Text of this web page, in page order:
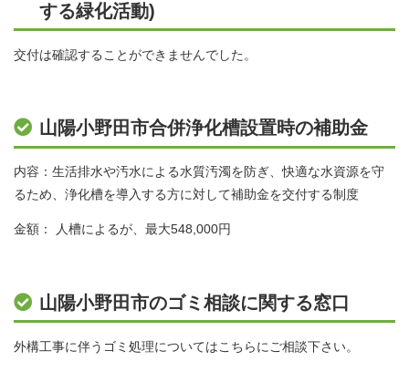
する緑化活動)
交付は確認することができませんでした。
山陽小野田市合併浄化槽設置時の補助金
内容：生活排水や汚水による水質汚濁を防ぎ、快適な水資源を守
るため、浄化槽を導入する方に対して補助金を交付する制度
金額： 人槽によるが、最大548,000円
山陽小野田市のゴミ相談に関する窓口
外構工事に伴うゴミ処理についてはこちらにご相談下さい。